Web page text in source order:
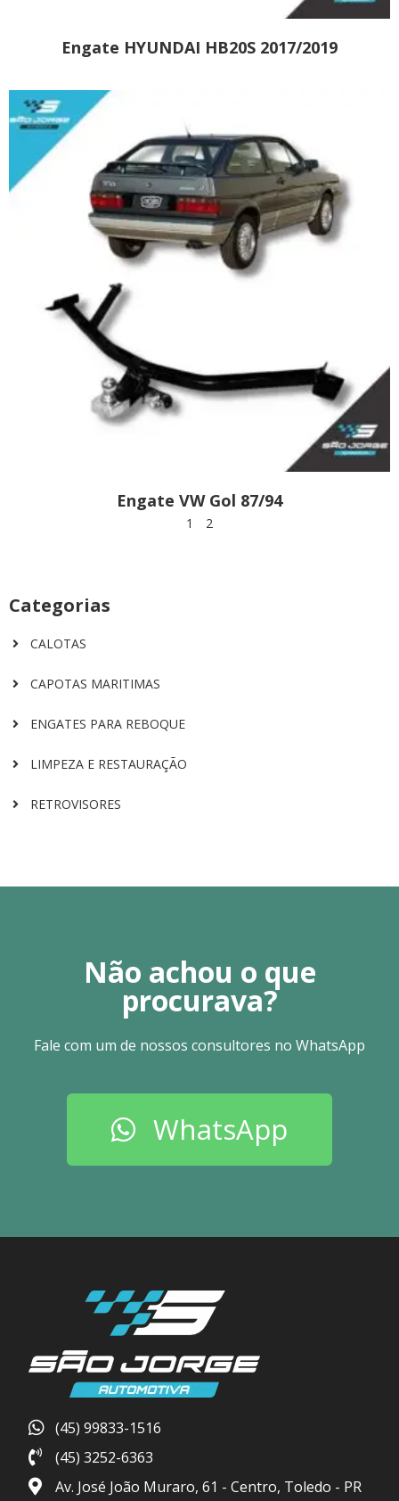
Categorias
CALOTAS
CAPOTAS MARITIMAS
ENGATES PARA REBOQUE
LIMPEZA E RESTAURAÇÃO
RETROVISORES
Engate HYUNDAI HB20S 2017/2019
Engate VW Gol 87/94
1 2
Não achou o que
procurava?
Fale com um de nossos consultores no WhatsApp
WhatsApp
(45) 99833-1516
(45) 3252-6363
Av. José João Muraro, 61 - Centro, Toledo - PR